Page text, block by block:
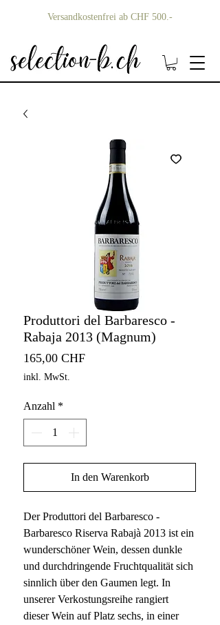
Versandkostenfrei ab CHF 500.-
Produttori del Barbaresco -
Rabaja 2013 (Magnum)
165,00 CHFPreis
inkl. MwSt.
Anzahl *
In den Warenkorb
Der Produttori del Barbaresco -
Barbaresco Riserva Rabajà 2013 ist ein
wunderschöner Wein, dessen dunkle
und durchdringende Fruchtqualität sich
sinnlich über den Gaumen legt. In
unserer Verkostungsreihe rangiert
dieser Wein auf Platz sechs, in einer